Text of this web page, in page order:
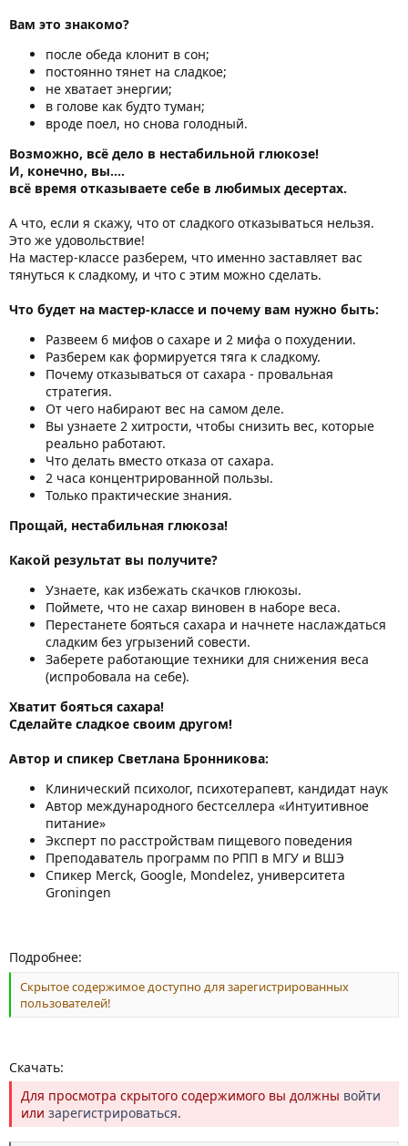
Вам это знакомо?
после обеда клонит в сон;
постоянно тянет на сладкое;
не хватает энергии;
в голове как будто туман;
вроде поел, но снова голодный.
Возможно, всё дело в нестабильной глюкозе!
И, конечно, вы….
всё время отказываете себе в любимых десертах.
А что, если я скажу, что от сладкого отказываться нельзя.
Это же удовольствие!
На мастер-классе разберем, что именно заставляет вас
тянуться к сладкому, и что с этим можно сделать.
Что будет на мастер-классе и почему вам нужно быть:
Развеем 6 мифов о сахаре и 2 мифа о похудении.
Разберем как формируется тяга к сладкому.
Почему отказываться от сахара - провальная
стратегия.
От чего набирают вес на самом деле.
Вы узнаете 2 хитрости, чтобы снизить вес, которые
реально работают.
Что делать вместо отказа от сахара.
2 часа концентрированной пользы.
Только практические знания.
Прощай, нестабильная глюкоза!
Какой результат вы получите?
Узнаете, как избежать скачков глюкозы.
Поймете, что не сахар виновен в наборе веса.
Перестанете бояться сахара и начнете наслаждаться
сладким без угрызений совести.
Заберете работающие техники для снижения веса
(испробовала на себе).
Хватит бояться сахара!
Сделайте сладкое своим другом!
Автор и спикер Светлана Бронникова:
Клинический психолог, психотерапевт, кандидат наук
Автор международного бестселлера «Интуитивное
питание»
Эксперт по расстройствам пищевого поведения
Преподаватель программ по РПП в МГУ и ВШЭ
Спикер Merck, Google, Mondelez, университета
Groningen
Подробнее:
Скрытое содержимое доступно для зарегистрированных
пользователей!
Скачать:
Для просмотра скрытого содержимого вы должны войти
или зарегистрироваться.